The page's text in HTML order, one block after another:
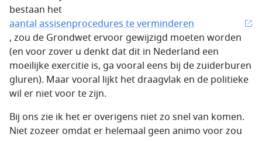
bestaan het
aantal assisenprocedures te verminderen
, zou de Grondwet ervoor gewijzigd moeten worden
(en voor zover u denkt dat dit in Nederland een
moeilijke exercitie is, ga vooral eens bij de zuiderburen
gluren). Maar vooral lijkt het draagvlak en de politieke
wil er niet voor te zijn.
Bij ons zie ik het er overigens niet zo snel van komen.
Niet zozeer omdat er helemaal geen animo voor zou